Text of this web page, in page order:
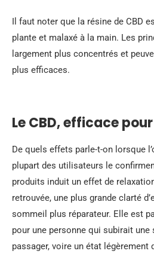
Il faut noter que la résine de CBD
plante et malaxé à la main. Les
largement plus concentrés et
plus efficaces.
Le CBD, efficace
De quels effets parle-t-on lorsque
plupart des utilisateurs le
produits induit un effet de
retrouvée, une plus grande clarté
sommeil plus réparateur. Elle est
pour une personne qui subirait
passager, voire un état légèrement